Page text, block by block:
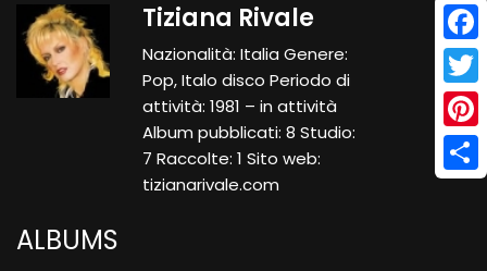
Tiziana Rivale
Nazionalità: Italia Genere:
Pop, Italo disco Periodo di
attività: 1981 – in attività
Album pubblicati: 8 Studio:
7 Raccolte: 1 Sito web:
tizianarivale.com
ALBUMS